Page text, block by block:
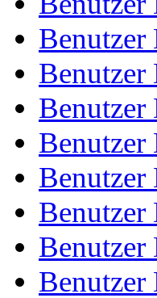
Benutzer
Benutzer
Benutzer
Benutzer
Benutzer
Benutzer
Benutzer